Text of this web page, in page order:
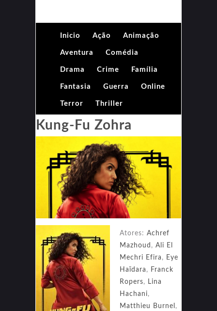
Inicio Ação Animação
Aventura Comédia
Drama Crime Família
Fantasia Guerra Online
Terror Thriller
Kung-Fu Zohra
Atores: Achref
Mazhoud , Ali El
Mechri Efira , Eye
Haïdara , Franck
Ropers,
Lina
Hachani,
Matthieu Burnel ,